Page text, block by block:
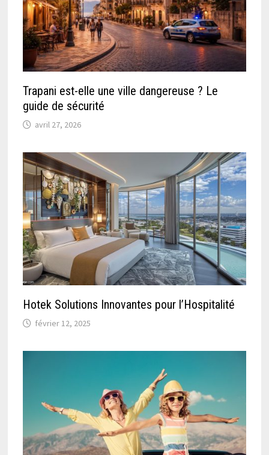
Trapani est-elle une ville dangereuse ? Le
guide de sécurité
avril 27, 2026
Hotek Solutions Innovantes pour l’Hospitalité
février 12, 2025